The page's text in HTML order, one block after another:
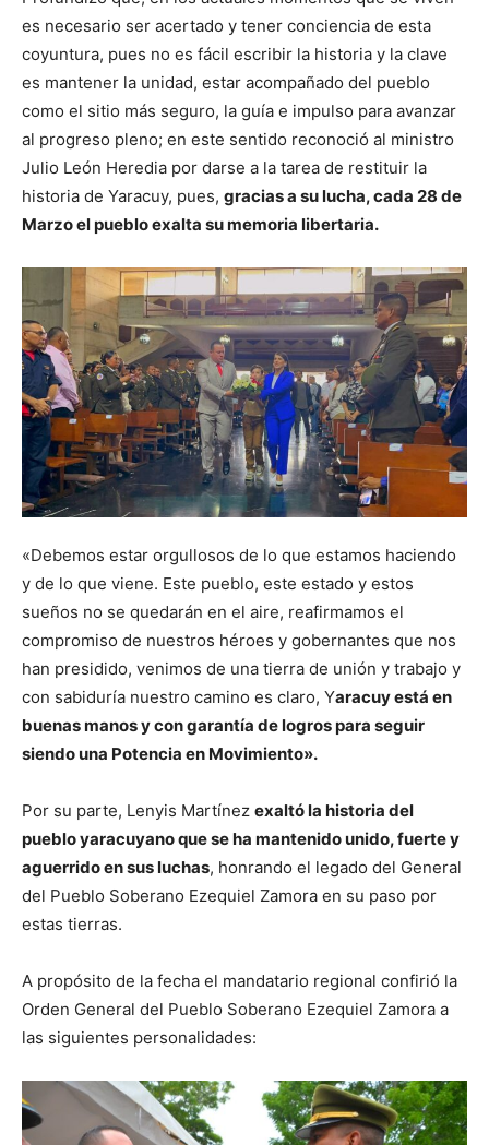
es necesario ser acertado y tener conciencia de esta
coyuntura, pues no es fácil escribir la historia y la clave
es mantener la unidad, estar acompañado del pueblo
como el sitio más seguro, la guía e impulso para avanzar
al progreso pleno; en este sentido reconoció al ministro
Julio León Heredia por darse a la tarea de restituir la
historia de Yaracuy, pues, gracias a su lucha, cada 28 de
Marzo el pueblo exalta su memoria libertaria.
«Debemos estar orgullosos de lo que estamos haciendo
y de lo que viene. Este pueblo, este estado y estos
sueños no se quedarán en el aire, reafirmamos el
compromiso de nuestros héroes y gobernantes que nos
han presidido, venimos de una tierra de unión y trabajo y
con sabiduría nuestro camino es claro, Yaracuy está en
buenas manos y con garantía de logros para seguir
siendo una Potencia en Movimiento».
Por su parte, Lenyis Martínez exaltó la historia del
pueblo yaracuyano que se ha mantenido unido, fuerte y
aguerrido en sus luchas, honrando el legado del General
del Pueblo Soberano Ezequiel Zamora en su paso por
estas tierras.
A propósito de la fecha el mandatario regional confirió la
Orden General del Pueblo Soberano Ezequiel Zamora a
las siguientes personalidades: